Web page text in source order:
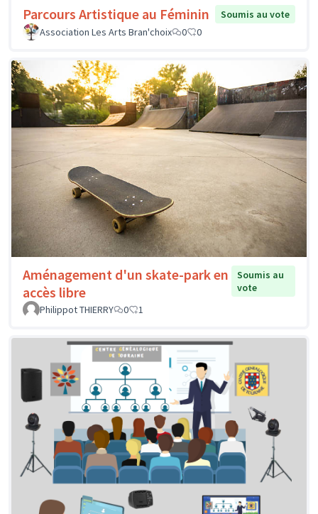
Parcours Artistique au Féminin
Soumis au vote
Association Les Arts Bran'choix
0 0
Aménagement d'un skate-park en
accès libre
Soumis au
vote
Philippot THIERRY
0 1